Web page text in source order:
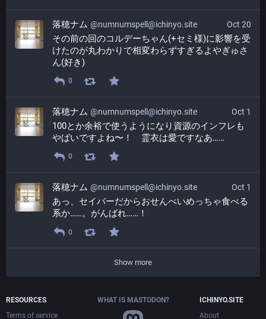
Oct 20
落穂ナム @numnumspell@ichinyo.site
その前の回のコルデーちゃん(+セミ様)に影響を受
けたのが丸わかりで相変わらずすぎるよやぎゅさ
ん(好き)
0
Oct 1
落穂ナム @numnumspell@ichinyo.site
100とか余裕で使うようになり資源のインフレも
やばいですよね〜！　霊衣は愛ですなあ……
0
Oct 1
落穂ナム @numnumspell@ichinyo.site
あっ、セイバーだからおせんべいめっちゃ食べる
系か……。がんばれ……！
0
Show more
RESOURCES
Terms of service
WHAT IS MASTODON?
ICHINYO.SITE
About